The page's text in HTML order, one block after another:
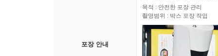
포장 안내
목적 : 안전한 포장 관리
촬영범위 : 박스 포장 작업